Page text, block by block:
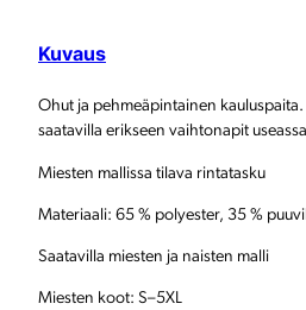
u
u
s
p
Kuvaus
Ohut ja pehmeäpintainen
saatavilla erikseen vaihtonapit
Miesten mallissa tilava rintatasku
Materiaali: 65 % polyester, 35 %
Saatavilla miesten ja naisten malli
Miesten koot: S–5XL